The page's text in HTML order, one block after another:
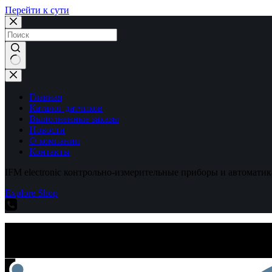
Перейти к сути
Ничего
не
найденоГлавная
Каталог датчиков
Выполненные заказы
Новости
О компании
Контакты
IFM electronic контрольно-измерительные приборы и
Explore Shop